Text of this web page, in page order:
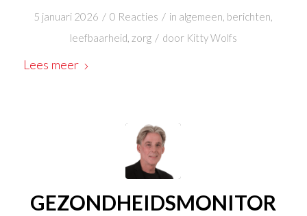
5 januari 2026 / 0 Reacties / in algemeen, berichten,
leefbaarheid, zorg / door Kitty Wolfs
Lees meer
GEZONDHEIDSMONITOR